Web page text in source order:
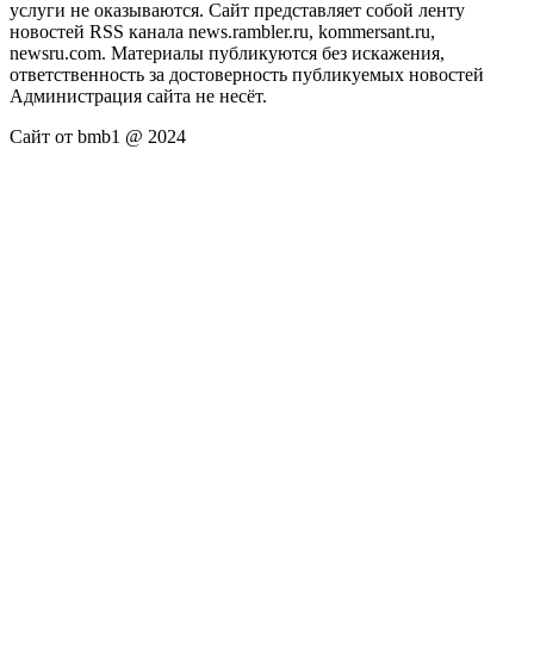
услуги не оказываются. Сайт представляет собой ленту
новостей RSS канала news.rambler.ru, kommersant.ru,
newsru.com. Материалы публикуются без искажения,
ответственность за достоверность публикуемых новостей
Администрация сайта не несёт.
Сайт от bmb1 @ 2024